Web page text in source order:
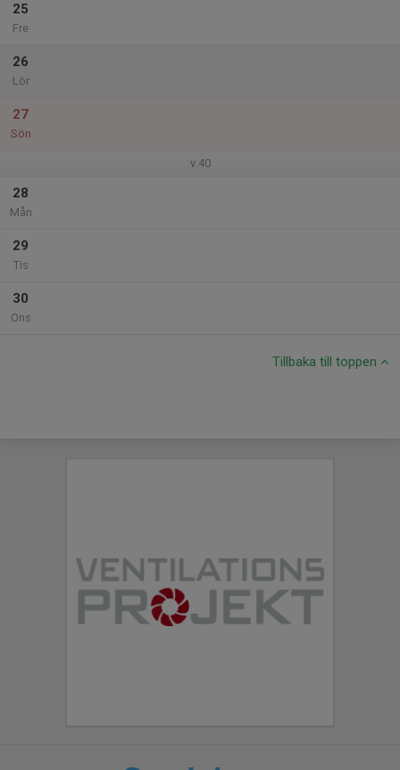
25
Fre
26
Lör
27
Sön
v.40
28
Mån
29
Tis
30
Ons
Tillbaka till toppen